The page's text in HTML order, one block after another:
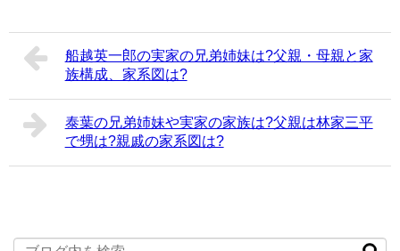
船越英一郎の実家の兄弟姉妹は?父親・母親と家
族構成、家系図は?
泰葉の兄弟姉妹や実家の家族は?父親は林家三平
で甥は?親戚の家系図は?